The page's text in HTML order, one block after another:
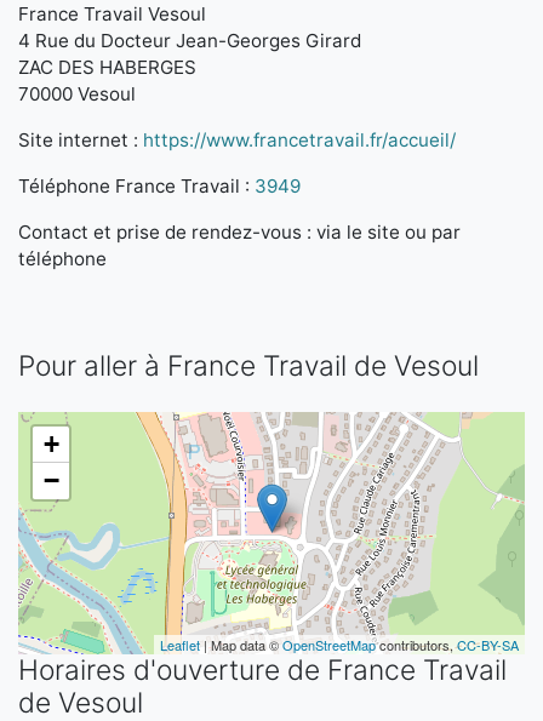
France Travail Vesoul
4 Rue du Docteur Jean-Georges Girard
ZAC DES HABERGES
70000 Vesoul
Site internet : https://www.francetravail.fr/accueil/
Téléphone France Travail : 3949
Contact et prise de rendez-vous : via le site ou par
téléphone
Pour aller à France Travail de Vesoul
+
−
Leaflet| Map data ©OpenStreetMapcontributors,CC-BY-SA
Horaires d'ouverture de France Travail
de Vesoul